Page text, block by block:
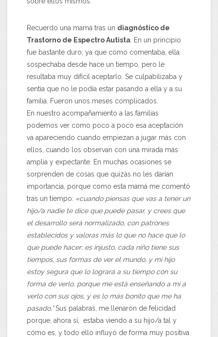
Recuerdo una mamá tras un diagnóstico de
Trastorno de Espectro Autista . En un principio
fue bastante duro, ya que como comentaba, ella
sospechaba desde hace un tiempo, pero le
resultaba muy difícil aceptarlo. Se culpabilizaba y
sentía que no le podía estar pasando a ella y a su
familia. Fueron unos meses complicados.
En nuestro acompañamiento a las familias
podemos ver como poco a poco esa aceptación
va apareciendo cuando empiezan a jugar más con
ellos, cuando los observan con una mirada más
amplia y expectante. En muchas ocasiones se
sorprenden de cosas que quizás no les darían
importancia, porque como esta mamá me comentó
tras un tiempo: «cuando piensas que vas a tener un
hijo/a nadie te dice que puede pasar, y crees que
el desarrollo será normalizado, con patrones
establecidos y valoras más lo que no hace que lo
que puede hacer; es injusto, cada niño tiene sus
tiempos, sus formas de ver el mundo, y mi hijo
estoy segura que lo logrará a su tiempo con su
forma de verlo, porque me está enseñando a mí a
verlo con sus ojos, y es lo más bonito que me ha
pasado.”Sus palabras, me llenaron de felicidad
porque, ahora sí, estaba viendo a su hijo/a tal y
cómo es, y todo ello influyó de forma muy positiva